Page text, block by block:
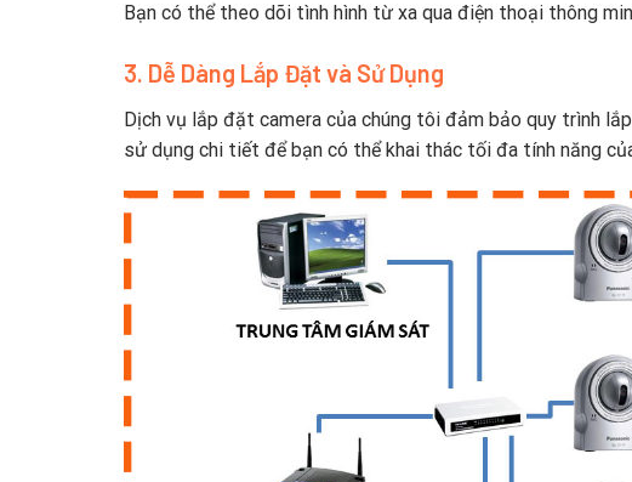
Bạn có thể theo dõi tình hình từ xa qua điện thoại thông
3. Dễ Dàng Lắp Đặt và Sử Dụng
Dịch vụ lắp đặt camera của chúng tôi đảm bảo quy trình
sử dụng chi tiết để bạn có thể khai thác tối đa tính năng